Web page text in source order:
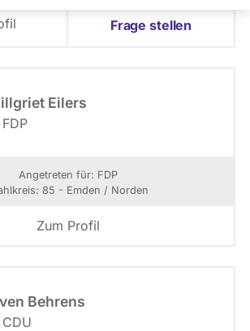
Frage stellen
Eilers
FDP
Angetreten für: FDP
85 - Emden / Norden
Zum Profil
Behrens
CDU